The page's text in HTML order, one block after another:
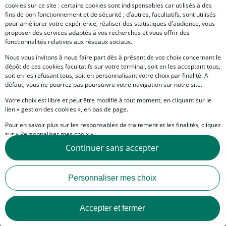
Langue
24 Juillet 2026• Publication ECO
cookies sur ce site : certains cookies sont indispensables car utilisés à des
fins de bon fonctionnement et de sécurité ; d’autres, facultatifs, sont utilisés
pour améliorer votre expérience, réaliser des statistiques d'audience, vous
proposer des services adaptés à vos recherches et vous offrir des
fonctionnalités relatives aux réseaux sociaux.
Nous vous invitons à nous faire part dès à présent de vos choix concernant le
dépôt de ces cookies facultatifs sur votre terminal, soit en les acceptant tous,
soit en les refusant tous, soit en personnalisant votre choix par finalité. A
défaut, vous ne pourrez pas poursuivre votre navigation sur notre site.
Votre choix est libre et peut être modifié à tout moment, en cliquant sur le
lien « gestion des cookies », en bas de page.
Pour en savoir plus sur les responsables de traitement et les finalités, cliquez
sur « Personnaliser mes choix ».
Vous pouvez également consulter notre Politique de protection des données
personnelles en cliquant sur le lien « Protection des données personnelles »
en bas de page.
Continuer sans accepter
Personnaliser mes choix
Accepter et fermer